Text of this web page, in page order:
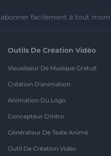
facilement à tout
Outils De Création Vidéo
Visualiseur De Musique Gratuit
Création D'animation
Animation Du Logo
Concepteur D'intro
Générateur De Texte Animé
Outil De Création Vidéo